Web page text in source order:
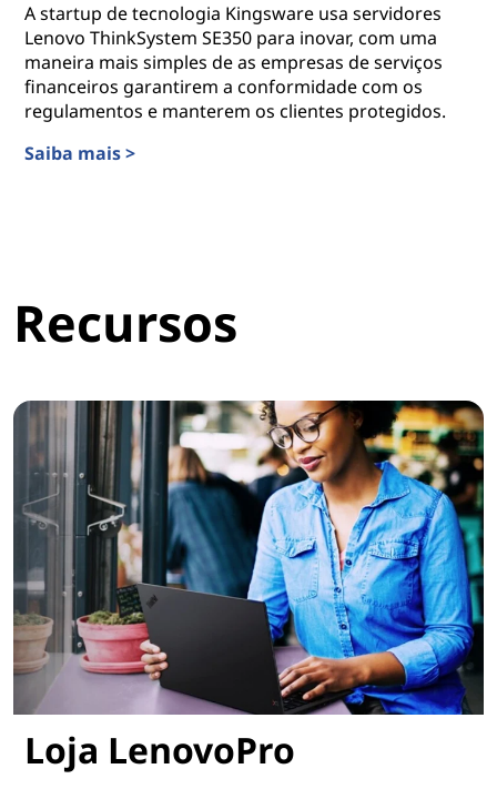
A startup de tecnologia Kingsware usa servidores
Lenovo ThinkSystem SE350 para inovar, com uma
maneira mais simples de as empresas de serviços
financeiros garantirem a conformidade com os
regulamentos e manterem os clientes protegidos.
Saiba mais >
Recursos
Loja LenovoPro